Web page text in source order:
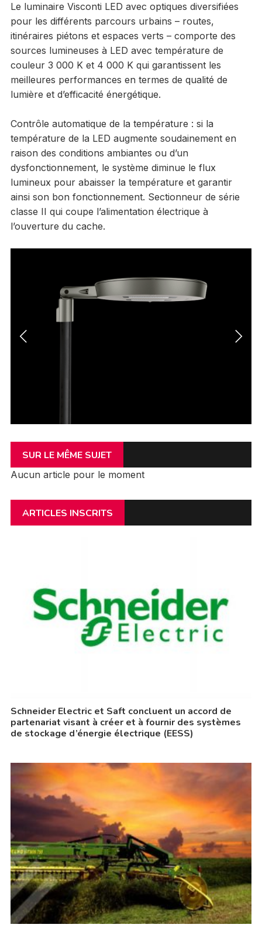
Le luminaire Visconti LED avec optiques diversifiées
pour les différents parcours urbains – routes,
itinéraires piétons et espaces verts – comporte des
sources lumineuses à LED avec température de
couleur 3 000 K et 4 000 K qui garantissent les
meilleures performances en termes de qualité de
lumière et d’efficacité énergétique.
Contrôle automatique de la température : si la
température de la LED augmente soudainement en
raison des conditions ambiantes ou d’un
dysfonctionnement, le système diminue le flux
lumineux pour abaisser la température et garantir
ainsi son bon fonctionnement. Sectionneur de série
classe II qui coupe l’alimentation électrique à
l’ouverture du cache.
SUR LE MÊME SUJET
Aucun article pour le moment
ARTICLES INSCRITS
Schneider Electric et Saft concluent un accord de
partenariat visant à créer et à fournir des systèmes
de stockage d’énergie électrique (EESS)